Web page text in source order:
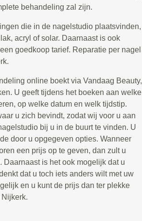
behandeling zal zijn.
die in de nagelstudio plaatsvinden,
acryl of solar. Daarnaast is ook
goedkoop tarief. Reparatie per nagel
online boekt via Vandaag Beauty,
U geeft tijdens het boeken aan welke
op welke datum en welk tijdstip.
u zich bevindt, zodat wij voor u aan
bij u in de buurt te vinden. U
door u opgegeven opties. Wanneer
een prijs op te geven, dan zult u
Daarnaast is het ook mogelijk dat u
dat u toch iets anders wilt met uw
en u kunt de prijs dan ter plekke